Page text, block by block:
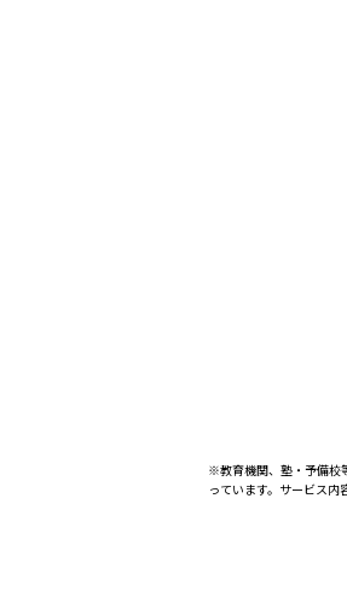
※教育機関、塾・予備校
っています。サービス内